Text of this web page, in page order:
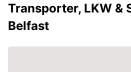
Transporter, LKW &
Belfast